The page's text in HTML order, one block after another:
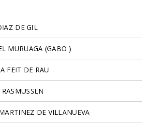
DE GIL
MURUAGA (GABO )
FEIT DE RAU
DE VILLANUEVA